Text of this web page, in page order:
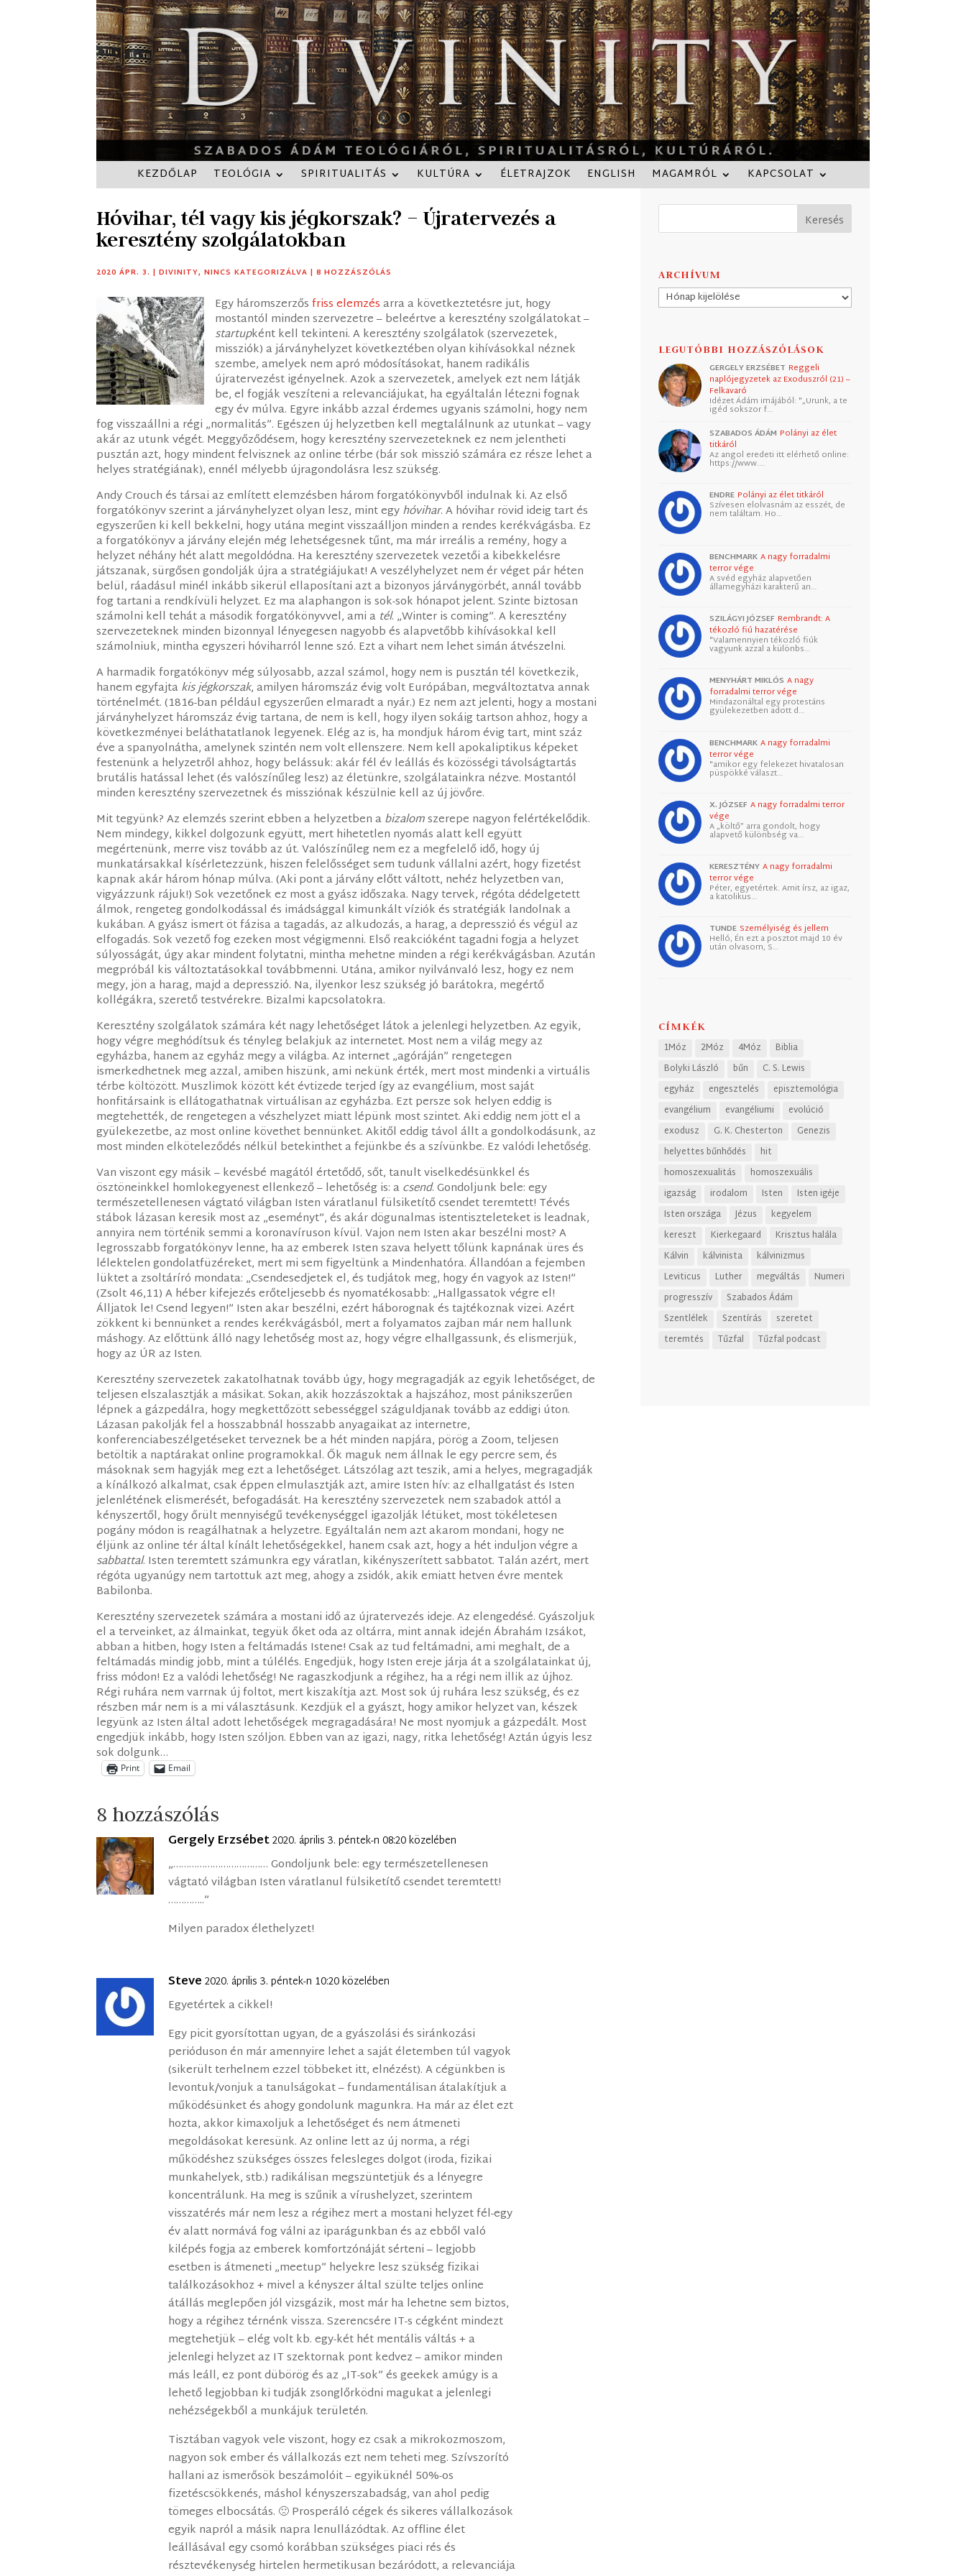
KEZDŐLAP TEOLÓGIA SPIRITUALITÁS KULTÚRA ÉLETRAJZOK ENGLISH MAGAMRÓL KAPCSOLAT
Hóvihar, tél vagy kis jégkorszak? – Újratervezés a
keresztény szolgálatokban
2020 ÁPR. 3. |DIVINITY,NINCS KATEGORIZÁLVA |8 HOZZÁSZÓLÁS
Egy háromszerzősfriss elemzésarra a következtetésre jut, hogy
mostantól minden szervezetre – beleértve a keresztény szolgálatokat –
startupként kell tekinteni. A keresztény szolgálatok (szervezetek,
missziók) a járványhelyzet következtében olyan kihívásokkal néznek
szembe, amelyek nem apró módosításokat, hanem radikális
újratervezést igényelnek. Azok a szervezetek, amelyek ezt nem látják
be, el fogják veszíteni a relevanciájukat, ha egyáltalán létezni fognak
egy év múlva. Egyre inkább azzal érdemes ugyanis számolni, hogy nem
fog visszaállni a régi „normalitás”. Egészen új helyzetben kell megtalálnunk az utunkat – vagy
akár az utunk végét. Meggyőződésem, hogy keresztény szervezeteknek ez nem jelentheti
pusztán azt, hogy mindent felvisznek az online térbe (bár sok misszió számára ez része lehet a
helyes stratégiának), ennél mélyebb újragondolásra lesz szükség.
Andy Crouch és társai az említett elemzésben három forgatókönyvből indulnak ki. Az első
forgatókönyv szerint a járványhelyzet olyan lesz, mint egyhóvihar. A hóvihar rövid ideig tart és
egyszerűen ki kell bekkelni, hogy utána megint visszaálljon minden a rendes kerékvágásba. Ez
a forgatókönyv a járvány elején még lehetségesnek tűnt, ma már irreális a remény, hogy a
helyzet néhány hét alatt megoldódna. Ha keresztény szervezetek vezetői a kibekkelésre
játszanak, sürgősen gondolják újra a stratégiájukat! A veszélyhelyzet nem ér véget pár héten
belül, ráadásul minél inkább sikerül ellaposítani azt a bizonyos járványgörbét, annál tovább
fog tartani a rendkívüli helyzet. Ez ma alaphangon is sok-sok hónapot jelent. Szinte biztosan
számolni kell tehát a második forgatókönyvvel, ami a tél. „Winter is coming”. A keresztény
szervezeteknek minden bizonnyal lényegesen nagyobb és alapvetőbb kihívásokkal kell
számolniuk, mintha egyszeri hóviharról lenne szó. Ezt a vihart nem lehet simán átvészelni.
A harmadik forgatókönyv még súlyosabb, azzal számol, hogy nem is pusztán tél következik,
hanem egyfajtakis jégkorszak, amilyen háromszáz évig volt Európában, megváltoztatva annak
történelmét. (1816-ban például egyszerűen elmaradt a nyár.) Ez nem azt jelenti, hogy a mostani
járványhelyzet háromszáz évig tartana, de nem is kell, hogy ilyen sokáig tartson ahhoz, hogy a
következményei beláthatatlanok legyenek. Elég az is, ha mondjuk három évig tart, mint száz
éve a spanyolnátha, amelynek szintén nem volt ellenszere. Nem kell apokaliptikus képeket
festenünk a helyzetről ahhoz, hogy belássuk: akár fél év leállás és közösségi távolságtartás
brutális hatással lehet (és valószínűleg lesz) az életünkre, szolgálatainkra nézve. Mostantól
minden keresztény szervezetnek és missziónak készülnie kell az új jövőre.
Mit tegyünk? Az elemzés szerint ebben a helyzetben abizalomszerepe nagyon felértékelődik.
Nem mindegy, kikkel dolgozunk együtt, mert hihetetlen nyomás alatt kell együtt
megértenünk, merre visz tovább az út. Valószínűleg nem ez a megfelelő idő, hogy új
munkatársakkal kísérletezzünk, hiszen felelősséget sem tudunk vállalni azért, hogy fizetést
kapnak akár három hónap múlva. (Aki pont a járvány előtt váltott, nehéz helyzetben van,
vigyázzunk rájuk!) Sok vezetőnek ez most a gyász időszaka. Nagy tervek, régóta dédelgetett
álmok, rengeteg gondolkodással és imádsággal kimunkált víziók és stratégiák landolnak a
kukában. A gyász ismert öt fázisa a tagadás, az alkudozás, a harag, a depresszió és végül az
elfogadás. Sok vezető fog ezeken most végigmenni. Első reakcióként tagadni fogja a helyzet
súlyosságát, úgy akar mindent folytatni, mintha mehetne minden a régi kerékvágásban. Azután
megpróbál kis változtatásokkal továbbmenni. Utána, amikor nyilvánvaló lesz, hogy ez nem
megy, jön a harag, majd a depresszió. Na, ilyenkor lesz szükség jó barátokra, megértő
kollégákra, szerető testvérekre. Bizalmi kapcsolatokra.
Keresztény szolgálatok számára két nagy lehetőséget látok a jelenlegi helyzetben. Az egyik,
hogy végre meghódítsuk és tényleg belakjuk az internetet. Most nem a világ megy az
egyházba, hanem az egyház megy a világba. Az internet „agóráján” rengetegen
ismerkedhetnek meg azzal, amiben hiszünk, ami nekünk érték, mert most mindenki a virtuális
térbe költözött. Muszlimok között két évtizede terjed így az evangélium, most saját
honfitársaink is ellátogathatnak virtuálisan az egyházba. Ezt persze sok helyen eddig is
megtehették, de rengetegen a vészhelyzet miatt lépünk most szintet. Aki eddig nem jött el a
gyülekezetbe, az most online követhet bennünket. Akitől eddig távol állt a gondolkodásunk, az
most minden elköteleződés nélkül betekinthet a fejünkbe és a szívünkbe. Ez valódi lehetőség.
Van viszont egy másik – kevésbé magától értetődő, sőt, tanult viselkedésünkkel és
ösztöneinkkel homlokegyenest ellenkező – lehetőség is: acsend. Gondoljunk bele: egy
természetellenesen vágtató világban Isten váratlanul fülsiketítő csendet teremtett! Tévés
stábok lázasan keresik most az „eseményt”, és akár dögunalmas istentiszteleteket is leadnak,
annyira nem történik semmi a koronavíruson kívül. Vajon nem Isten akar beszélni most? A
legrosszabb forgatókönyv lenne, ha az emberek Isten szava helyett tőlünk kapnának üres és
lélektelen gondolatfüzéreket, mert mi sem figyeltünk a Mindenhatóra. Állandóan a fejemben
lüktet a zsoltáríró mondata: „Csendesedjetek el, és tudjátok meg, hogy én vagyok az Isten!”
(Zsolt 46,11) A héber kifejezés erőteljesebb és nyomatékosabb: „Hallgassatok végre el!
Álljatok le! Csend legyen!” Isten akar beszélni, ezért háborognak és tajtékoznak vizei. Azért
zökkent ki bennünket a rendes kerékvágásból, mert a folyamatos zajban már nem hallunk
máshogy. Az előttünk álló nagy lehetőség most az, hogy végre elhallgassunk, és elismerjük,
hogy az ÚR az Isten.
Keresztény szervezetek zakatolhatnak tovább úgy, hogy megragadják az egyik lehetőséget, de
teljesen elszalasztják a másikat. Sokan, akik hozzászoktak a hajszához, most pánikszerűen
lépnek a gázpedálra, hogy megkettőzött sebességgel száguldjanak tovább az eddigi úton.
Lázasan pakolják fel a hosszabbnál hosszabb anyagaikat az internetre,
konferenciabeszélgetéseket terveznek be a hét minden napjára, pörög a Zoom, teljesen
betöltik a naptárakat online programokkal. Ők maguk nem állnak le egy percre sem, és
másoknak sem hagyják meg ezt a lehetőséget. Látszólag azt teszik, ami a helyes, megragadják
a kínálkozó alkalmat, csak éppen elmulasztják azt, amire Isten hív: az elhallgatást és Isten
jelenlétének elismerését, befogadását. Ha keresztény szervezetek nem szabadok attól a
kényszertől, hogy őrült mennyiségű tevékenységgel igazolják létüket, most tökéletesen
pogány módon is reagálhatnak a helyzetre. Egyáltalán nem azt akarom mondani, hogy ne
éljünk az online tér által kínált lehetőségekkel, hanem csak azt, hogy a hét induljon végre a
sabbattal. Isten teremtett számunkra egy váratlan, kikényszerített sabbatot. Talán azért, mert
régóta ugyanúgy nem tartottuk azt meg, ahogy a zsidók, akik emiatt hetven évre mentek
Babilonba.
Keresztény szervezetek számára a mostani idő az újratervezés ideje. Az elengedésé. Gyászoljuk
el a terveinket, az álmainkat, tegyük őket oda az oltárra, mint annak idején Ábrahám Izsákot,
abban a hitben, hogy Isten a feltámadás Istene! Csak az tud feltámadni, ami meghalt, de a
feltámadás mindig jobb, mint a túlélés. Engedjük, hogy Isten ereje járja át a szolgálatainkat új,
friss módon! Ez a valódi lehetőség! Ne ragaszkodjunk a régihez, ha a régi nem illik az újhoz.
Régi ruhára nem varrnak új foltot, mert kiszakítja azt. Most sok új ruhára lesz szükség, és ez
részben már nem is a mi választásunk. Kezdjük el a gyászt, hogy amikor helyzet van, készek
legyünk az Isten által adott lehetőségek megragadására! Ne most nyomjuk a gázpedált. Most
engedjük inkább, hogy Isten szóljon. Ebben van az igazi, nagy, ritka lehetőség! Aztán úgyis lesz
sok dolgunk…
Print Email
8 hozzászólás
Gergely Erzsébet2020. április 3. péntek-n 08:20 közelében
„……………………………… Gondoljunk bele: egy természetellenesen
vágtató világban Isten váratlanul fülsiketítő csendet teremtett!
…………..”
Milyen paradox élethelyzet!
Steve 2020. április 3. péntek-n 10:20 közelében
Egyetértek a cikkel!
Egy picit gyorsítottan ugyan, de a gyászolási és siránkozási
perióduson én már amennyire lehet a saját életemben túl vagyok
(sikerült terhelnem ezzel többeket itt, elnézést). A cégünkben is
levontuk/vonjuk a tanulságokat – fundamentálisan átalakítjuk a
működésünket és ahogy gondolunk magunkra. Ha már az élet ezt
hozta, akkor kimaxoljuk a lehetőséget és nem átmeneti
megoldásokat keresünk. Az online lett az új norma, a régi
működéshez szükséges összes felesleges dolgot (iroda, fizikai
munkahelyek, stb.) radikálisan megszüntetjük és a lényegre
koncentrálunk. Ha meg is szűnik a vírushelyzet, szerintem
visszatérés már nem lesz a régihez mert a mostani helyzet fél-egy
év alatt normává fog válni az iparágunkban és az ebből való
kilépés fogja az emberek komfortzónáját sérteni – legjobb
esetben is átmeneti „meetup” helyekre lesz szükség fizikai
találkozásokhoz + mivel a kényszer által szülte teljes online
átállás meglepően jól vizsgázik, most már ha lehetne sem biztos,
hogy a régihez térnénk vissza. Szerencsére IT-s cégként mindezt
megtehetjük – elég volt kb. egy-két hét mentális váltás + a
jelenlegi helyzet az IT szektornak pont kedvez – amikor minden
más leáll, ez pont dübörög és az „IT-sok” és geekek amúgy is a
lehető legjobban ki tudják zsonglőrködni magukat a jelenlegi
nehézségekből a munkájuk területén.
Tisztában vagyok vele viszont, hogy ez csak a mikrokozmoszom,
nagyon sok ember és vállalkozás ezt nem teheti meg. Szívszorító
hallani az ismerősök beszámolóit – egyiküknél 50%-os
fizetéscsökkenés, máshol kényszerszabadság, van ahol pedig
tömeges elbocsátás. 🙁 Prosperáló cégek és sikeres vállalkozások
egyik napról a másik napra lenullázódtak. Az offline élet
leállásával egy csomó korábban szükséges piaci rés és
résztevékenység hirtelen hermetikusan bezáródott, a relevanciája
ARCHÍVUM
Archívum
LEGUTÓBBI HOZZÁSZÓLÁSOK
GERGELY ERZSÉBET Reggeli
naplójegyzetek az Exoduszról (21) –
Felkavaró
Idézet Ádám imájából: "„Urunk, a te
igéd sokszor f…
SZABADOS ÁDÁM Polányi az élet
titkáról
Az angol eredeti itt elérhető online:
https://www.…
ENDRE Polányi az élet titkáról
Szívesen elolvasnám az esszét, de
nem találtam. Ho…
BENCHMARK A nagy forradalmi
terror vége
A svéd egyház alapvetően
államegyházi karakterű an…
SZILÁGYI JÓZSEF Rembrandt: A
tékozló fiú hazatérése
"Valamennyien tékozló fiúk
vagyunk azzal a különbs…
MENYHÁRT MIKLÓS A nagy
forradalmi terror vége
Mindazonáltal egy protestáns
gyülekezetben adott d…
BENCHMARK A nagy forradalmi
terror vége
"amikor egy felekezet hivatalosan
püspökké választ…
X. JÓZSEF A nagy forradalmi terror
vége
A „költő” arra gondolt, hogy
alapvető különbség va…
KERESZTÉNY A nagy forradalmi
terror vége
Péter, egyetértek. Amit írsz, az igaz,
a katolikus…
TUNDE Személyiség és jellem
Helló, Én ezt a posztot majd 10 év
után olvasom, S…
CÍMKÉK
1Móz 2Móz 4Móz
Biblia
Bolyki László
bűn
C. S. Lewis
egyház
engesztelés
episztemológia
evangélium
evangéliumi
evolúció
exodusz
G. K. Chesterton
Genezis
helyettes bűnhődés
hit
homoszexualitás
homoszexuális
igazság
irodalom Isten
Isten igéje
Isten országa
Jézus
kegyelem
kereszt
Kierkegaard
Krisztus halála
Kálvin
kálvinista
kálvinizmus
Leviticus
Luther megváltás
Numeri
progresszív
Szabados Ádám
Szentlélek
Szentírás
szeretet
teremtés
Tűzfal Tűzfal podcast